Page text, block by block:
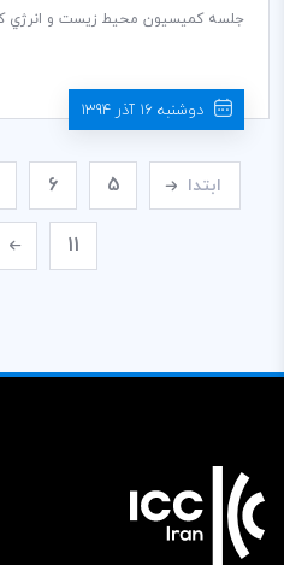
جلسه کمیسیون محيط زيست و انرژي
مورخ 25/09/
صنایع، معادن و کشاورزی ایران برگزار می
دوشنبه 16 آذر 1394
ابتدا 5
6
11